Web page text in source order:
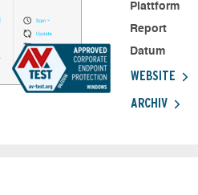
Plattform
Report
Datum
WEBSITE
ARCHIV